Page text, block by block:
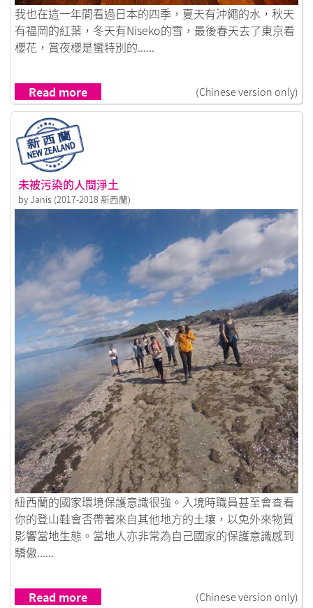
Link to 沖繩的水和二世古的雪
我也在這一年間看過日本的四季，夏天有沖繩的水，秋天
有福岡的紅葉，冬天有Niseko的雪，最後春天去了東京看
櫻花，賞夜櫻是蠻特別的......
Read more (Chinese version only)
未被污染的人間淨土
by Janis (2017-2018 新西蘭)
Link to 未被污染的人間淨土
紐西蘭的國家環境保護意識很強。入境時職員甚至會查看
你的登山鞋會否帶著來自其他地方的土壤，以免外來物質
影響當地生態。當地人亦非常為自己國家的保護意識感到
驕傲......
Read more (Chinese version only)